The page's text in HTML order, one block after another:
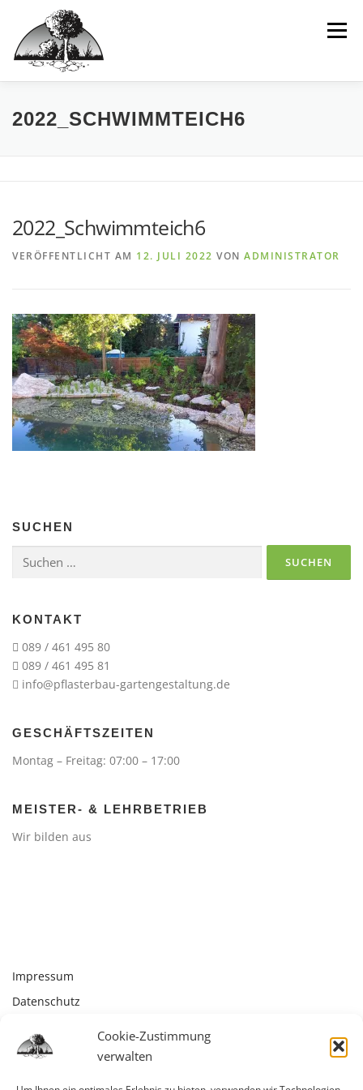
Cookie-Zustimmung
verwalten
springen
Inhalt
springen
Menü
HOME WIR LEISTUNGEN
2022_SCHWIMMTEICH6
2022_Schwimmteich6
VERÖFFENTLICHT AM 12. JULI 2022 VON ADMINISTRATOR
SUCHEN
Suchen
KONTAKT
089 / 461 495 80
089 / 461 495 81
info@pflasterbau-gartengestaltung.de
GESCHÄFTSZEITEN
Montag – Freitag: 07:00 – 17:00
MEISTER- & LEHRBETRIEB
Wir bilden aus
Impressum
Datenschutz
Cookie-Richtlinie (EU)